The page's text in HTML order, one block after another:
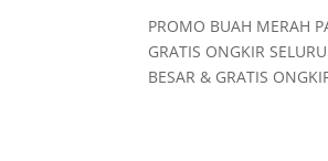
PROMO BUAH MERAH
GRATIS ONGKIR
BESAR & GRATIS